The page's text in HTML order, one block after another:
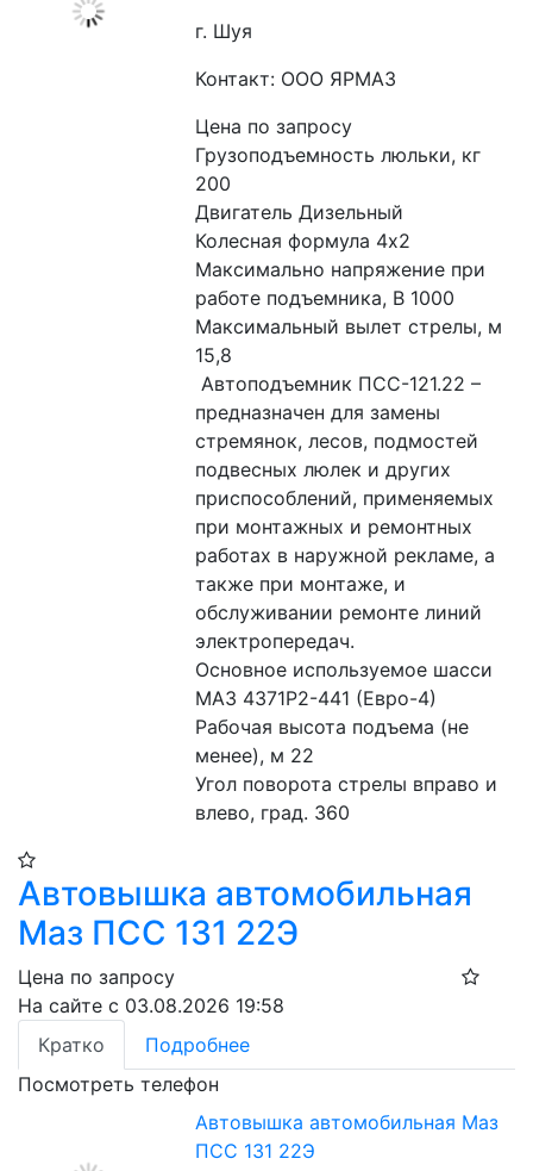
г. Шуя
Контакт: ООО ЯРМАЗ
Цена по запросу
Грузоподъемность люльки, кг
200
Двигатель Дизельный
Колесная формула 4х2
Максимально напряжение при
работе подъемника, В 1000
Максимальный вылет стрелы, м
15,8
Автоподъемник ПСС-121.22 –
предназначен для замены
стремянок, лесов, подмостей
подвесных люлек и других
приспособлений, применяемых
при монтажных и ремонтных
работах в наружной рекламе, а
также при монтаже, и
обслуживании ремонте линий
электропередач.
Основное используемое шасси
МАЗ 4371Р2-441 (Евро-4)
Рабочая высота подъема (не
менее), м 22
Угол поворота стрелы вправо и
влево, град. 360
Автовышка автомобильная
Маз ПСС 131 22Э
Цена по запросу
На сайте с 03.08.2026 19:58
Кратко
Подробнее
Посмотреть телефон
Автовышка автомобильная Маз
ПСС 131 22Э